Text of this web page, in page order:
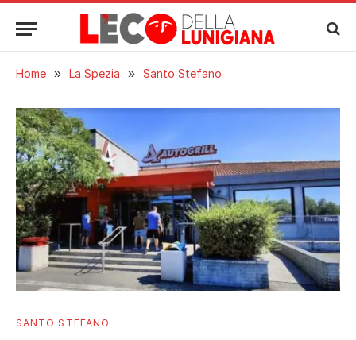
Home » La Spezia » Santo Stefano
SANTO STEFANO